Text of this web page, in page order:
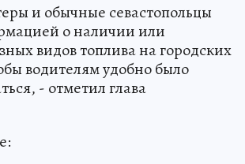
и обычные севастопольцы
о наличии или
видов топлива на городских
водителям удобно было
- отметил глава